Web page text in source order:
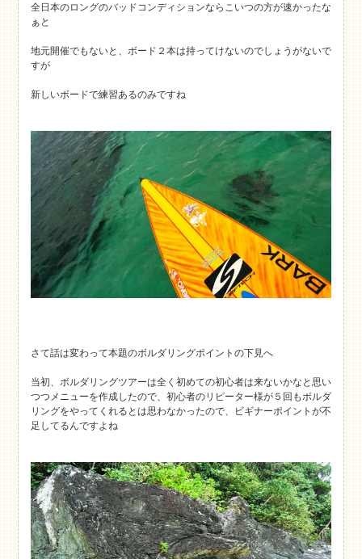
全日本のロングのバッドコンディションならこいつの方が速かったな
ぁと
地元開催でもないと、ボード２本は持ってけないのでしょうがないで
すが
新しいボードで練習あるのみですね
さて話は変わって本題のボルダリングポイントの下見へ
当初、ボルダリングツアーは全く初めての初心者は来ないかなと思い
つつメニューを作成したので、初心者のリピーター様が５回もボルダ
リングをやってくれるとは思わなかったので、ビギナーポイントが不
足してるんですよね